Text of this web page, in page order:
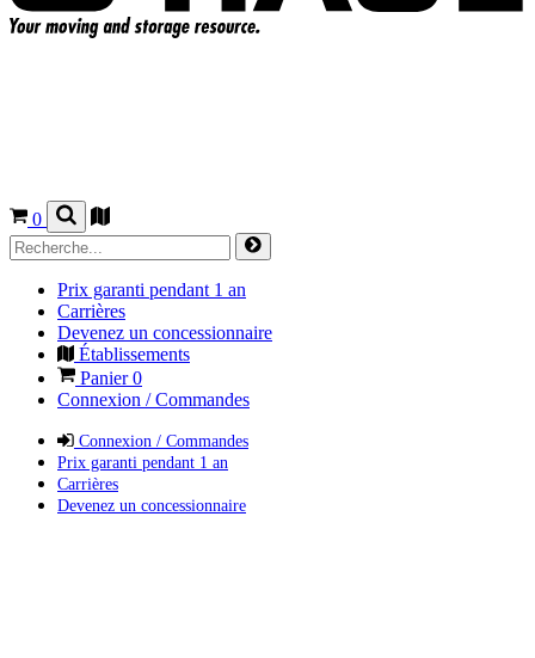
0
Prix garanti pendant 1 an
Carrières
Devenez un concessionnaire
Établissements
Panier0
Connexion / Commandes
Connexion / Commandes
Prix garanti pendant 1 an
Carrières
Devenez un concessionnaire